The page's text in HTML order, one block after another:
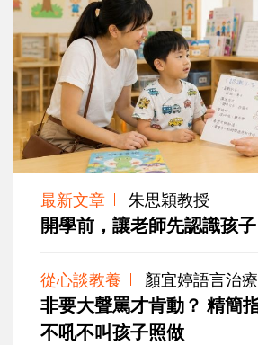
最新文章 朱思穎教授
開學前，讓老師先認識孩子
從心談教養 顏宜婷語言治
非要大聲罵才肯動？ 精簡
不吼不叫孩子照做